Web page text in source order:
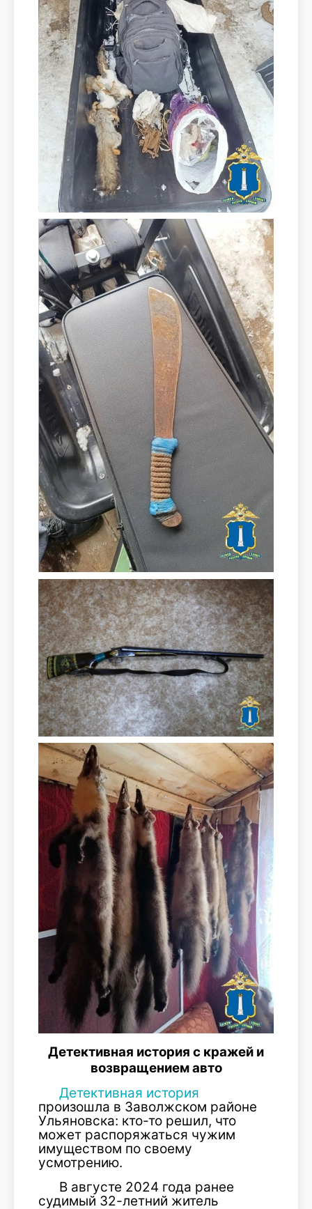
Детективная история с кражей и
возвращением авто
Детективная история
произошла в Заволжском районе
Ульяновска: кто-то решил, что
может распоряжаться чужим
имуществом по своему
усмотрению.
В августе 2024 года ранее
судимый 32-летний житель